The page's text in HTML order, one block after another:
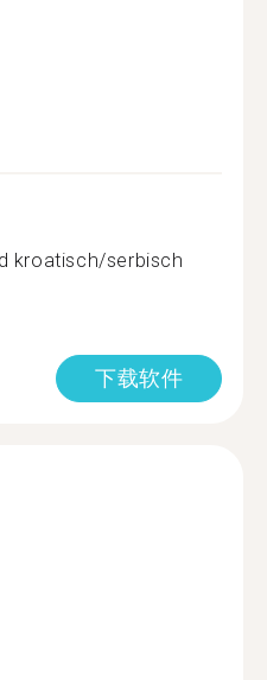
kroatisch/serbisch
下载软件